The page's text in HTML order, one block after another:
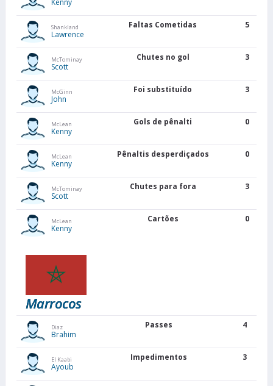
Shankland
Lawrence
Faltas Cometidas 5
McTominay
Scott
Chutes no gol 3
McGinn
John
Foi substituído 3
McLean
Kenny
Gols de pênalti 0
McLean
Kenny
Pênaltis desperdiçados 0
McTominay
Scott
Chutes para fora 3
McLean
Kenny
Cartões 0
Marrocos
Diaz
Brahim
Passes 4
El Kaabi
Ayoub
Impedimentos 3